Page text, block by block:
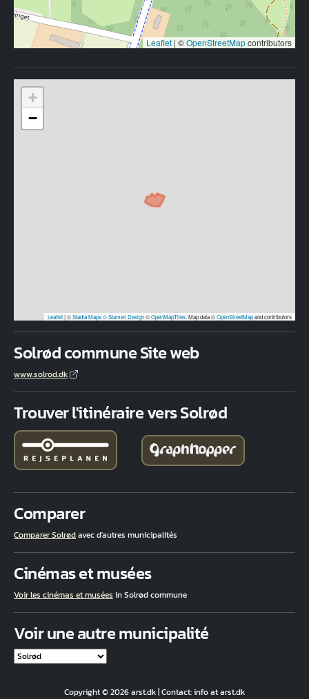
Leaflet | ©OpenStreetMapcontributors
+
−
Leaflet|©Stadia Maps© Stamen Design©OpenMapTiles. Map data ©OpenStreetMapand contributors
Solrød commune Site web
www.solrod.dk
Trouver l'itinéraire vers Solrød
Comparer
Comparer Solrødavec d'autres municipalités
Cinémas et musées
Voir les cinémas et musées in Solrød commune
Voir une autre municipalité
Copyright © 2026 arst.dk | Contact: info at arst.dk